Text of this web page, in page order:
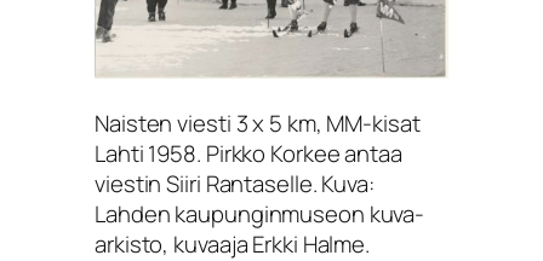
Naisten viesti 3 x 5 km, MM-kisat
Lahti 1958. Pirkko Korkee antaa
viestin Siiri Rantaselle. Kuva:
Lahden kaupunginmuseon kuva-
arkisto, kuvaaja Erkki Halme.